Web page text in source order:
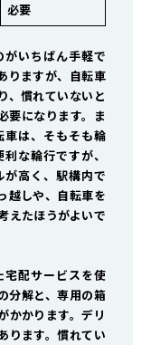
必要
いちばん手軽で
りますが、自転車
、慣れていないと
要になります。ま
車は、そもそも輪
な輪行ですが、
高く、駅構内で
越しや、自転車を
えたほうがよいで
宅配サービスを使
分解と、専用の箱
かかります。デリ
ります。慣れてい